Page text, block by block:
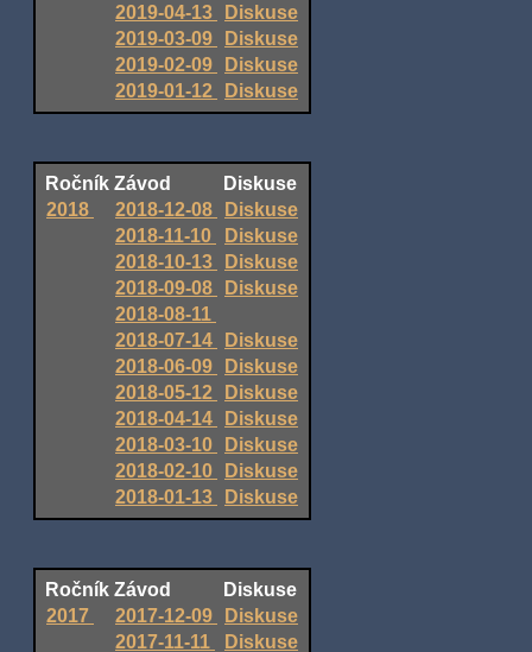
2019-04-13
Diskuse
2019-03-09
Diskuse
2019-02-09
Diskuse
2019-01-12
Diskuse
Ročník Závod
Diskuse
2018
2018-12-08
Diskuse
2018-11-10
Diskuse
2018-10-13
Diskuse
2018-09-08
Diskuse
2018-08-11
2018-07-14
Diskuse
2018-06-09
Diskuse
2018-05-12
Diskuse
2018-04-14
Diskuse
2018-03-10
Diskuse
2018-02-10
Diskuse
2018-01-13
Diskuse
Ročník Závod
Diskuse
2017
2017-12-09
Diskuse
2017-11-11
Diskuse